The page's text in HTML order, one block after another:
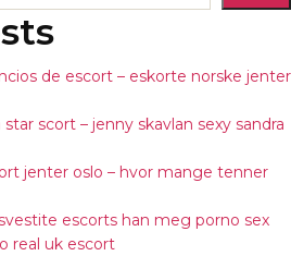
de escort – eskorte norske jenter
scort – jenny skavlan sexy sandra
jenter oslo – hvor mange tenner
escorts han meg porno sex
real uk escort